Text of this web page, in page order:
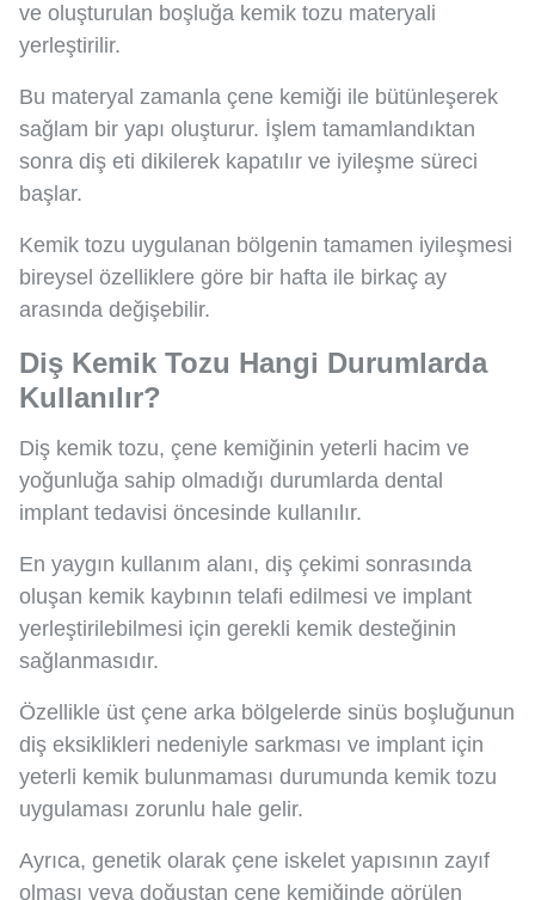
ve oluşturulan boşluğa kemik tozu materyali
yerleştirilir.
Bu materyal zamanla çene kemiği ile bütünleşerek
sağlam bir yapı oluşturur. İşlem tamamlandıktan
sonra diş eti dikilerek kapatılır ve iyileşme süreci
başlar.
Kemik tozu uygulanan bölgenin tamamen iyileşmesi
bireysel özelliklere göre bir hafta ile birkaç ay
arasında değişebilir.
Diş Kemik Tozu Hangi Durumlarda
Kullanılır?
Diş kemik tozu, çene kemiğinin yeterli hacim ve
yoğunluğa sahip olmadığı durumlarda dental
implant tedavisi öncesinde kullanılır.
En yaygın kullanım alanı, diş çekimi sonrasında
oluşan kemik kaybının telafi edilmesi ve implant
yerleştirilebilmesi için gerekli kemik desteğinin
sağlanmasıdır.
Özellikle üst çene arka bölgelerde sinüs boşluğunun
diş eksiklikleri nedeniyle sarkması ve implant için
yeterli kemik bulunmaması durumunda kemik tozu
uygulaması zorunlu hale gelir.
Ayrıca, genetik olarak çene iskelet yapısının zayıf
olması veya doğuştan çene kemiğinde görülen